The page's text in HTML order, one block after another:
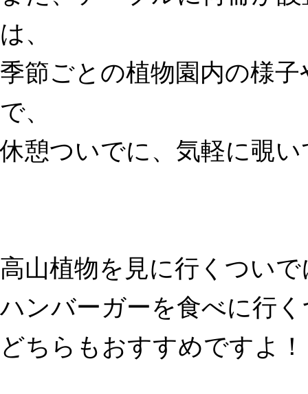
は、
季節ごとの植物園内の様
で、
休憩ついでに、気軽に覗
高山植物を見に行くつい
ハンバーガーを食べに行
どちらもおすすめですよ！